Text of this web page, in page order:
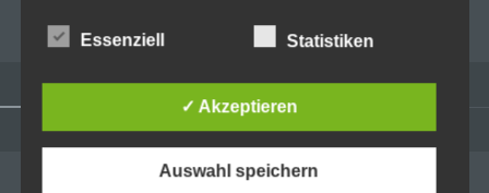
ADMINISTRATION
Wir haben als für die Verarbeitung Verantwortlicher
zahlreiche technische und organisatorische
verarbeiteten personenbezogenen Daten
sicherzustellen. Dennoch können Internetbasierte
Sicherheitslücken aufweisen, sodass ein absoluter
Essenziell Statistiken
✓ Akzeptieren
Auswahl speichern